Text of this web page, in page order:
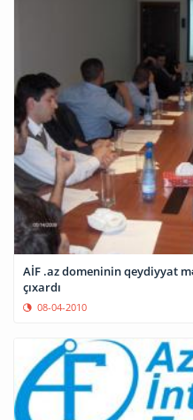
AİF .az domeninin qeydiyyat məsələsini yenidən gündəmə
çıxardı
08-04-2010